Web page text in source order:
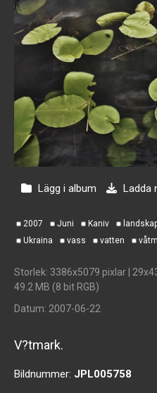
Lägg i album Ladda
2007 Juni Kaniv
Ukraina
vass vatten
Storlek: 3386x5079 pixlar |
49.2 MB (8 bit RGB)
Datum: 2007-06-22
V?tmark.
Bildnummer: JPL005758